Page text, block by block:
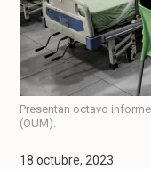
Presentan octavo
(OUM).
18 octubre, 2023